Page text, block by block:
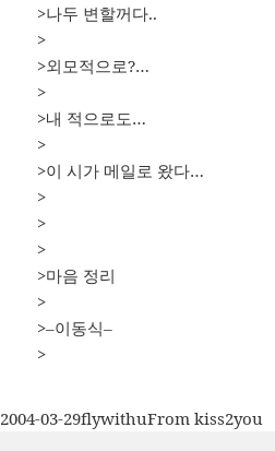
>나두 변할꺼다..
>
>외모적으로?…
>
>내 적으로도…
>
>이 시가 메일로 왔다…
>
>
>
>마음 정리
>
>–이동식–
>
작
2004-03-29글
flywithu카
From kiss2you